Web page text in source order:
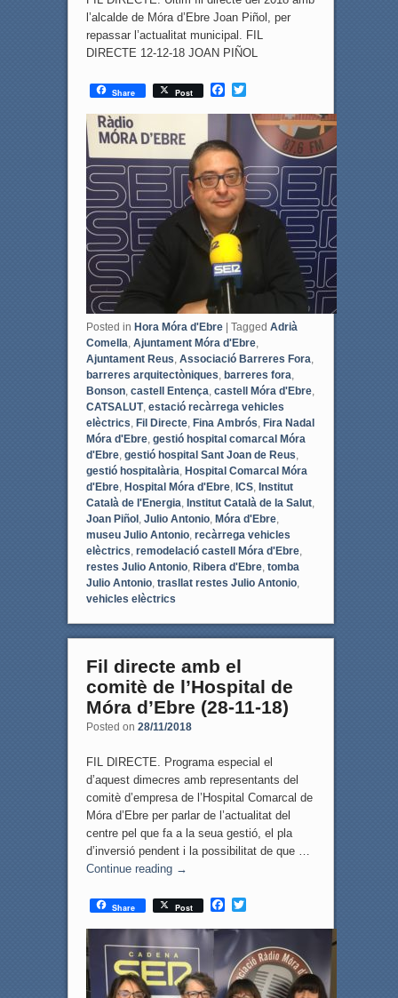
l’alcalde de Móra d’Ebre Joan Piñol, per
repassar l’actualitat municipal. FIL
DIRECTE 12-12-18 JOAN PIÑOL
Share Post
F
c
b
o
k
T
i
r
Posted in Hora Móra d'Ebre | Tagged Adrià
Comella Ajuntament Móra d'Ebre,
Ajuntament Reus Associació Barreres Fora
barreres arquitectòniques barreres fora
Bonson, castell Entença castell Móra d'Ebre,
CATSALUT, estació recàrrega vehicles
elèctrics Fil Directe, Fina Ambrós Fira Nadal
Móra d'Ebre, gestió hospital comarcal Móra
d'Ebre, gestió hospital Sant Joan de Reus
gestió hospitalària Hospital Comarcal Móra
d'Ebre, Hospital Móra d'Ebre, ICS, Institut
Català de l'Energia Institut Català de la Salut,
Joan Piñol, Julio Antonio, Móra d'Ebre,
museu Julio Antonio, recàrrega vehicles
elèctrics remodelació castell Móra d'Ebre,
restes Julio Antonio, Ribera d'Ebre, tomba
Julio Antonio, trasllat restes Julio Antonio,
vehicles elèctrics
Fil directe amb el
comitè de l’Hospital de
Móra d’Ebre (28-11-18)
Posted on 28/11/2018
FIL DIRECTE. Programa especial el
d’aquest dimecres amb representants del
comitè d’empresa de l’Hospital Comarcal de
Móra d’Ebre per parlar de l’actualitat del
centre pel que fa a la seua gestió, el pla
d’inversió pendent i la possibilitat de que …
Continue reading →
Share Post
F
c
e
b
o
o
T
i
t
e
r